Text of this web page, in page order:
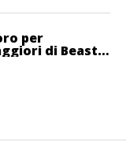
per
di Beast